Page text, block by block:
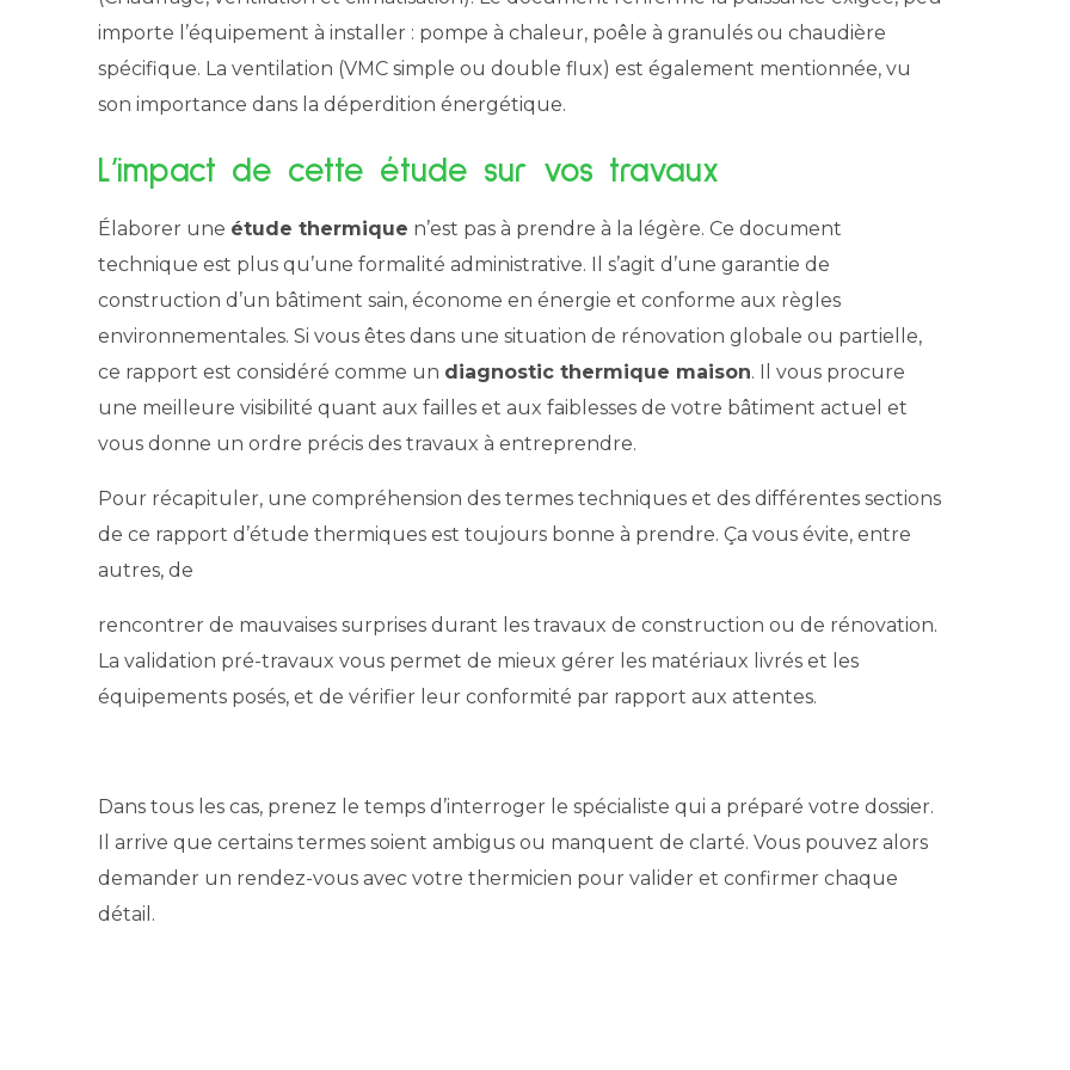
importe l’équipement à installer : pompe à chaleur, poêle à granulés ou chaudière
spécifique. La ventilation (VMC simple ou double flux) est également mentionnée, vu
son importance dans la déperdition énergétique.
L’impact de cette étude sur vos travaux
Élaborer une étude thermique n’est pas à prendre à la légère. Ce document
technique est plus qu’une formalité administrative. Il s’agit d’une garantie de
construction d’un bâtiment sain, économe en énergie et conforme aux règles
environnementales. Si vous êtes dans une situation de rénovation globale ou partielle,
ce rapport est considéré comme un diagnostic thermique maison. Il vous procure
une meilleure visibilité quant aux failles et aux faiblesses de votre bâtiment actuel et
vous donne un ordre précis des travaux à entreprendre.
Pour récapituler, une compréhension des termes techniques et des différentes sections
de ce rapport d’étude thermiques est toujours bonne à prendre. Ça vous évite, entre
autres, de
rencontrer de mauvaises surprises durant les travaux de construction ou de rénovation.
La validation pré-travaux vous permet de mieux gérer les matériaux livrés et les
équipements posés, et de vérifier leur conformité par rapport aux attentes.
Dans tous les cas, prenez le temps d’interroger le spécialiste qui a préparé votre dossier.
Il arrive que certains termes soient ambigus ou manquent de clarté. Vous pouvez alors
demander un rendez-vous avec votre thermicien pour valider et confirmer chaque
détail.